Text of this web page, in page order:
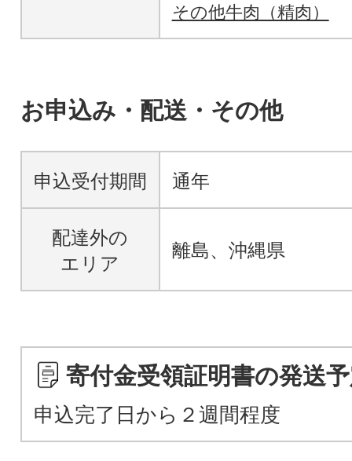
その他牛肉（精肉）
お申込み・配送・その他
申込受付期間 通年
配達外の
エリア
離島、沖縄県
寄付金受領証明書の発送
申込完了日から２週間程度